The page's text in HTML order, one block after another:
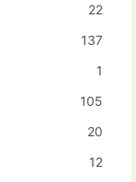
22
137
1
105
20
12